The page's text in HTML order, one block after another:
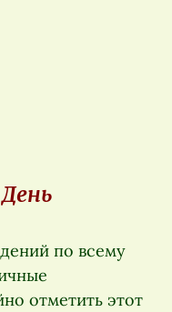
по всему
отметить этот